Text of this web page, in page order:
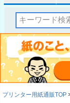
プリンター用紙通販TOP